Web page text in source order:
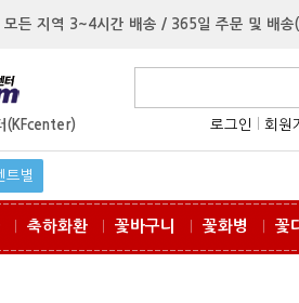
모든 지역 3~4시간 배송 / 365일 주문 및 배
(KFcenter) 로그인 회원
트별
축하화환 꽃바구니 꽃화병 꽃